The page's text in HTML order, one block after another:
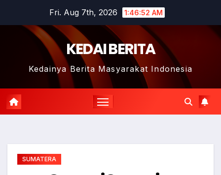
Fri. Aug 7th, 2026 1:46:53 AM
KEDAI BERITA
Kedainya Berita Masyarakat Indonesia
SUMATERA